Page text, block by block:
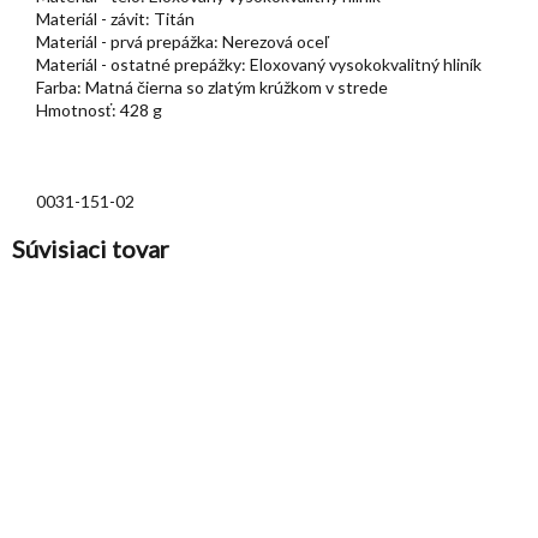
Materiál - závit: Titán
Materiál - prvá prepážka: Nerezová oceľ
Materiál - ostatné prepážky: Eloxovaný vysokokvalitný hliník
Farba: Matná čierna so zlatým krúžkom v strede
Hmotnosť: 428 g
0031-151-02
Súvisiaci tovar